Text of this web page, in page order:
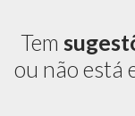
Tem
ou não está